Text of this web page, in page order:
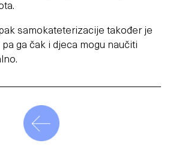
samokateterizacije također je
ga čak i djeca mogu naučiti